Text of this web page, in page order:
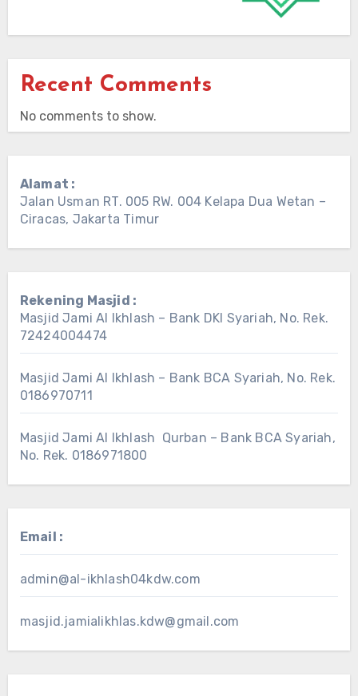
Recent Comments
No comments to show.
Alamat :
Jalan Usman RT. 005 RW. 004 Kelapa Dua Wetan –
Ciracas, Jakarta Timur
Rekening Masjid :
Masjid Jami Al Ikhlash – Bank DKI Syariah, No. Rek.
72424004474
Masjid Jami Al Ikhlash – Bank BCA Syariah, No. Rek.
0186970711
Masjid Jami Al Ikhlash Qurban – Bank BCA Syariah,
No. Rek. 0186971800
Email :
admin@al-ikhlash04kdw.com
masjid.jamialikhlas.kdw@gmail.com